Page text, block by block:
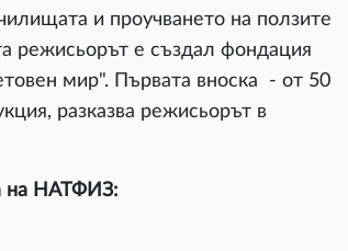
и проучването на ползите
режисьорът е създал фондация
мир". Първата вноска - от 50
разказва режисьорът в
на НАТФИЗ: